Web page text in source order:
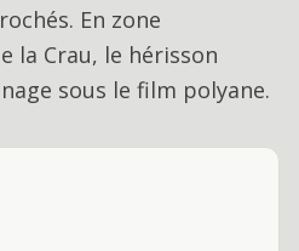
En zone
la Crau, le hérisson
sous le film polyane.